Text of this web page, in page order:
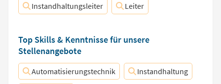
Instandhaltungsleiter Leiter
Top Skills & Kenntnisse für unsere
Stellenangebote
Automatisierungstechnik Instandhaltung